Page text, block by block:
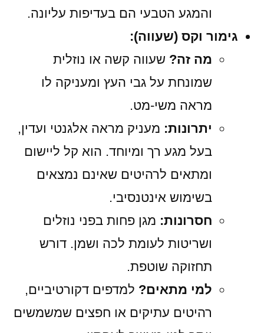
והמגע הטבעי הם בעדיפות עליונה.
גימור וקס (שעווה):
מה זה? שעווה קשה או נוזלית
שמונחת על גבי העץ ומעניקה לו
מראה משי-מט.
יתרונות: מעניק מראה אלגנטי ועדין,
בעל מגע רך ומיוחד. הוא קל ליישום
ומתאים לרהיטים שאינם נמצאים
בשימוש אינטנסיבי.
חסרונות: מגן פחות בפני נוזלים
ושריטות לעומת לכה ושמן. דורש
תחזוקה שוטפת.
למי מתאים? למדפים דקורטיביים,
רהיטים עתיקים או חפצים שמשמשים